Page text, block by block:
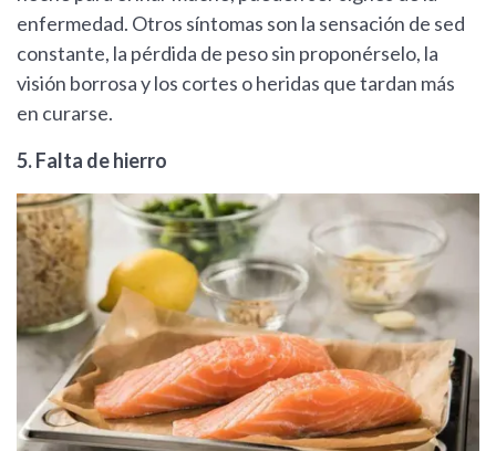
enfermedad. Otros síntomas son la sensación de sed
constante, la pérdida de peso sin proponérselo, la
visión borrosa y los cortes o heridas que tardan más
en curarse.
5. Falta de hierro